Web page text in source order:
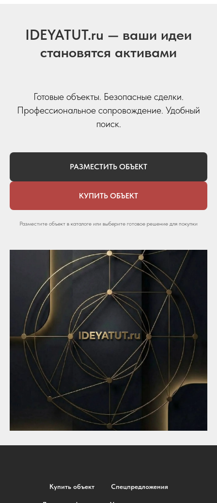
IDEYATUT.ru — ваши идеи
становятся активами
Готовые объекты. Безопасные сделки.
Профессиональное сопровождение. Удобный
поиск.
РАЗМЕСТИТЬ ОБЪЕКТ
КУПИТЬ ОБЪЕКТ
Разместите объект в каталоге или выберите готовое решение для покупки
Купить объект Спецпредложения